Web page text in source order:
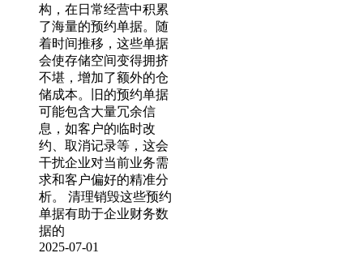
构，在日常经营中积累
了海量的预约单据。随
着时间推移，这些单据
会使存储空间变得拥挤
不堪，增加了额外的仓
储成本。旧的预约单据
可能包含大量冗余信
息，如客户的临时改
约、取消记录等，这会
干扰企业对当前业务需
求和客户偏好的精准分
析。 清理销毁这些预约
单据有助于企业财务数
据的
2025-07-01